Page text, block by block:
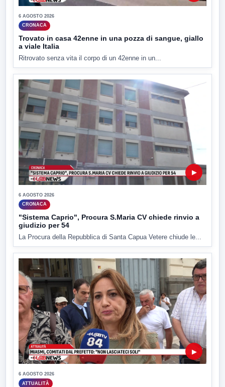
6 AGOSTO 2026
CRONACA
Trovato in casa 42enne in una pozza di sangue, giallo
a viale Italia
Ritrovato senza vita il corpo di un 42enne in un...
▶
6 AGOSTO 2026
CRONACA
"Sistema Caprio", Procura S.Maria CV chiede rinvio a
giudizio per 54
La Procura della Repubblica di Santa Capua Vetere chiude le...
▶
6 AGOSTO 2026
ATTUALITÀ